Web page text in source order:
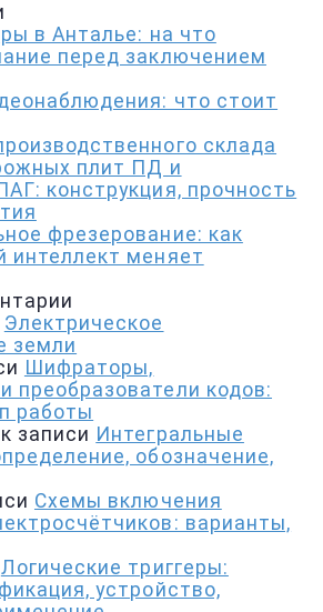
в Анталье: на что
перед заключением
что стоит
склада
плит ПД и
конструкция, прочность
фрезерование: как
интеллект меняет
Электрическое
земли
Шифраторы,
преобразователи кодов:
работы
к записи Интегральные
обозначение,
Схемы включения
варианты,
Логические триггеры:
устройство,